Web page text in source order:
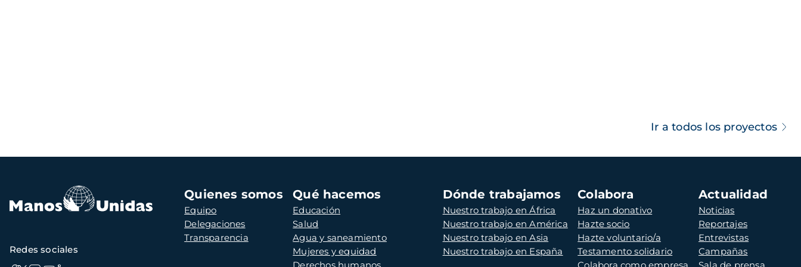
Ir a todos los proyectos
Navegación
principal
Quienes somos
Equipo
Delegaciones
Transparencia
Qué hacemos
Educación
Salud
Agua y saneamiento
Mujeres y equidad
Dónde trabajamos
Nuestro trabajo en África
Nuestro trabajo en América
Nuestro trabajo en Asia
Nuestro trabajo en España
Colabora
Haz un donativo
Hazte socio
Hazte voluntario/a
Testamento solidario
Actualidad
Noticias
Reportajes
Entrevistas
Campañas
Redes sociales